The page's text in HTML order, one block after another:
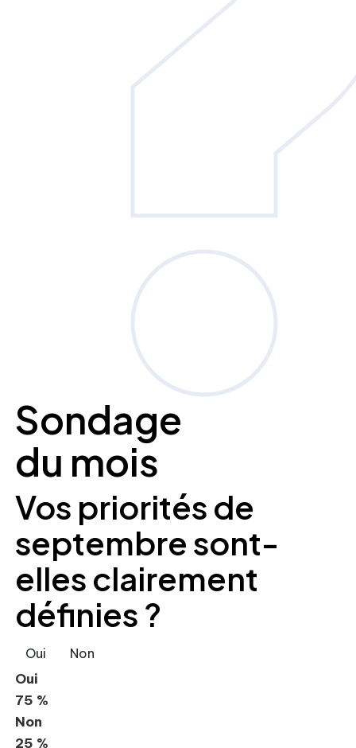
Sondage
du mois
Vos priorités de
septembre sont-
elles clairement
définies ?
Oui Non
Oui
75 %
Non
25 %